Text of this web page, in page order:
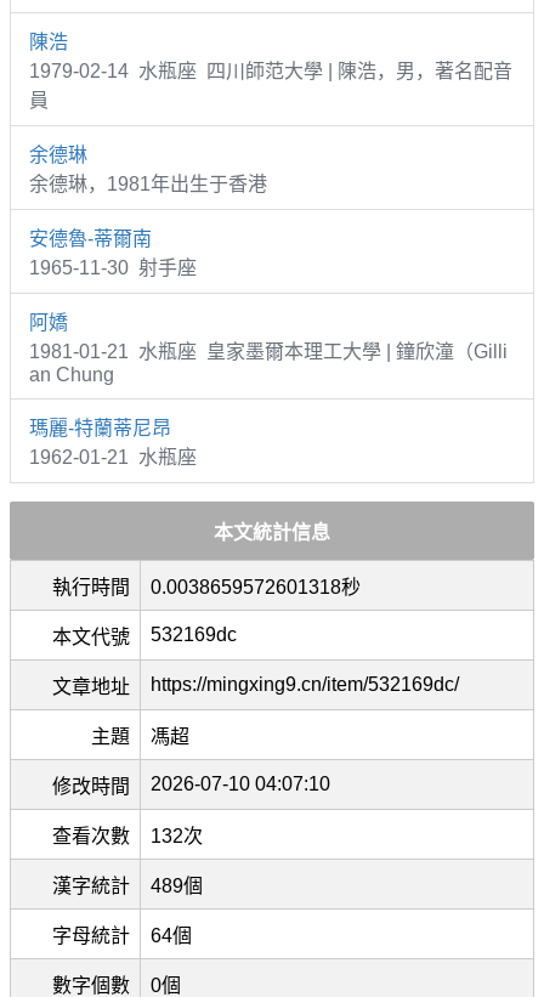
陳浩
1979-02-14 水瓶座 四川師范大學 | 陳浩，男，著名配音
員
余德琳
余德琳，1981年出生于香港
安德魯-蒂爾南
1965-11-30 射手座
阿嬌
1981-01-21 水瓶座 皇家墨爾本理工大學 | 鐘欣潼（Gilli
an Chung
瑪麗-特蘭蒂尼昂
1962-01-21 水瓶座
本文統計信息
執行時間 0.0038659572601318秒
本文代號 532169dc
文章地址 https://mingxing9.cn/item/532169dc/
主題 馮超
修改時間 2026-07-10 04:07:10
查看次數 132次
漢字統計 489個
字母統計 64個
數字個數 0個